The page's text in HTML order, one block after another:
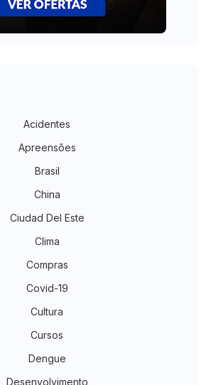
Acidentes
Apreensões
Brasil
China
Ciudad Del Este
Clima
Compras
Covid-19
Cultura
Cursos
Dengue
Desenvolvimento